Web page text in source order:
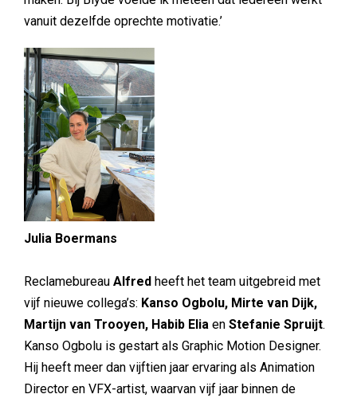
vanuit dezelfde oprechte motivatie.’
Julia Boermans
Reclamebureau Alfred heeft het team uitgebreid met
vijf nieuwe collega’s: Kanso Ogbolu, Mirte van Dijk,
Martijn van Trooyen, Habib Elia en Stefanie Spruijt.
Kanso Ogbolu is gestart als Graphic Motion Designer.
Hij heeft meer dan vijftien jaar ervaring als Animation
Director en VFX-artist, waarvan vijf jaar binnen de